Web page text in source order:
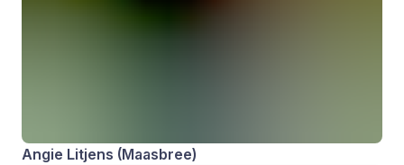
Angie Litjens (Maasbree)